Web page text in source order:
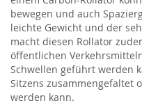
bewegen und auch
leichte Gewicht und der
macht diesen Rollator
öffentlichen
Schwellen geführt werden
Sitzens zusammengefaltet
werden kann.